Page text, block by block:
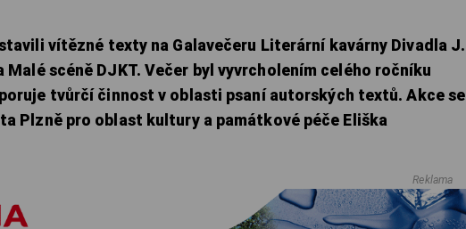
vítězné texty na Galavečeru Literární kavárny Divadla J.
Malé scéně DJKT. Večer byl vyvrcholením celého ročníku
tvůrčí činnost v oblasti psaní autorských textů. Akce se
Plzně pro oblast kultury a památkové péče Eliška
Reklama